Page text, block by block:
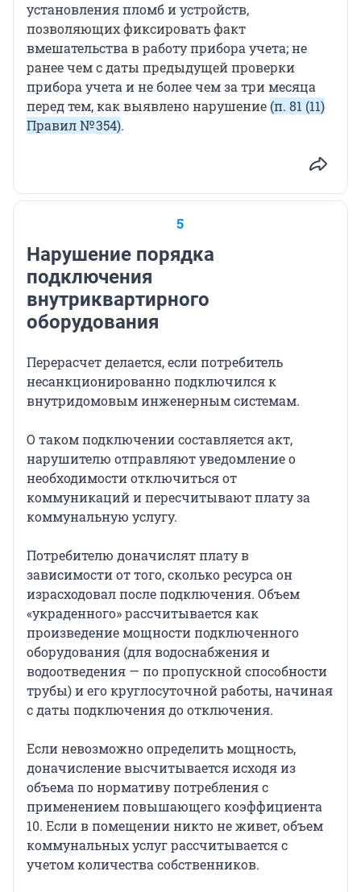
установления пломб и устройств,
позволяющих фиксировать факт
вмешательства в работу прибора учета; не
ранее чем с даты предыдущей проверки
прибора учета и не более чем за три месяца
перед тем, как выявлено нарушение (п. 81 (11)
Правил № 354).
5
Нарушение порядка
подключения
внутриквартирного
оборудования
Перерасчет делается, если потребитель
несанкционированно подключился к
внутридомовым инженерным системам.
О таком подключении составляется акт,
нарушителю отправляют уведомление о
необходимости отключиться от
коммуникаций и пересчитывают плату за
коммунальную услугу.
Потребителю доначислят плату в
зависимости от того, сколько ресурса он
израсходовал после подключения. Объем
«украденного» рассчитывается как
произведение мощности подключенного
оборудования (для водоснабжения и
водоотведения — по пропускной способности
трубы) и его круглосуточной работы, начиная
с даты подключения до отключения.
Если невозможно определить мощность,
доначисление высчитывается исходя из
объема по нормативу потребления с
применением повышающего коэффициента
10. Если в помещении никто не живет, объем
коммунальных услуг рассчитывается с
учетом количества собственников.